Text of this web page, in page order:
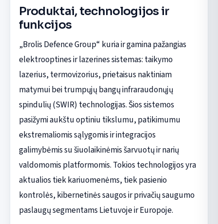
Produktai, technologijos ir
funkcijos
„Brolis Defence Group“ kuria ir gamina pažangias
elektrooptines ir lazerines sistemas: taikymo
lazerius, termovizorius, prietaisus naktiniam
matymui bei trumpųjų bangų infraraudonųjų
spindulių (SWIR) technologijas. Šios sistemos
pasižymi aukštu optiniu tikslumu, patikimumu
ekstremaliomis sąlygomis ir integracijos
galimybėmis su šiuolaikinėmis šarvuotų ir narių
valdomomis platformomis. Tokios technologijos yra
aktualios tiek kariuomenėms, tiek pasienio
kontrolės, kibernetinės saugos ir privačių saugumo
paslaugų segmentams Lietuvoje ir Europoje.